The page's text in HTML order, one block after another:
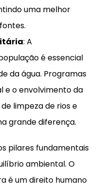
uma melhor
: A
é essencial
da água. Programas
e o envolvimento da
limpeza de rios e
grande diferença.
pilares fundamentais
ambiental. O
é um direito humano